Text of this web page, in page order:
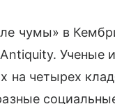
чумы» в
Ученые
на четырех